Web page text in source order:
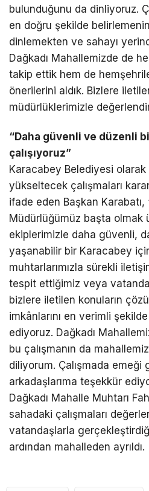
bulunduğunu da dinliyoruz.
en doğru şekilde
dinlemekten ve sahayı
Dağkadı Mahallemizde de
takip ettik hem de
önerilerini aldık. Bizlere
müdürlüklerimizle
“Daha güvenli ve düzenli
çalışıyoruz”
Karacabey Belediyesi
yükseltecek çalışmaları
ifade eden Başkan Karabatı,
Müdürlüğümüz başta olmak
ekiplerimizle daha güvenli,
yaşanabilir bir Karacabey
muhtarlarımızla sürekli
tespit ettiğimiz veya
bizlere iletilen konuların
imkânlarını en verimli
ediyoruz. Dağkadı
bu çalışmanın da
diliyorum. Çalışmada emeği
arkadaşlarıma teşekkür
Dağkadı Mahalle Muhtarı
sahadaki çalışmaları
vatandaşlarla
ardından mahalleden ayrıldı.